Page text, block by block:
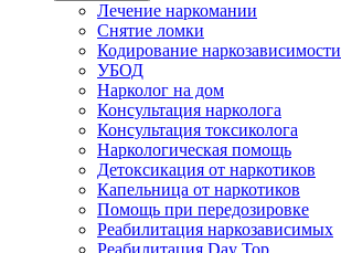
Лечение наркомании
Снятие ломки
Кодирование наркозависимости
УБОД
Нарколог на дом
Консультация нарколога
Консультация токсиколога
Наркологическая помощь
Детоксикация от наркотиков
Капельница от наркотиков
Помощь при передозировке
Реабилитация наркозависимых
Реабилитация Day Top